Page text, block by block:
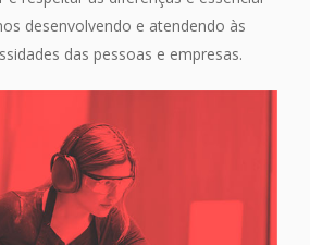
desenvolvendo e atendendo às
das pessoas e empresas.